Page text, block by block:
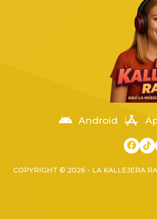
Tapatíos, cuando fue atacado por un
Android
COPYRIGHT © 2026 - LA KALLEJERA